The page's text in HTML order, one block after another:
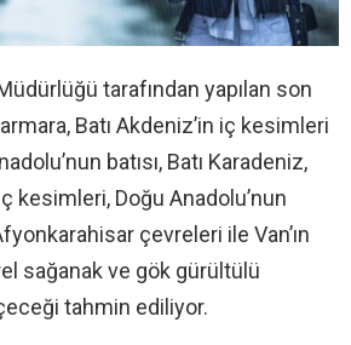
tarafından yapılan son
Batı Akdeniz’in iç kesimleri
batısı, Batı Karadeniz,
kesimleri, Doğu Anadolu’nun
çevreleri ile Van’ın
sağanak ve gök gürültülü
tahmin ediliyor.